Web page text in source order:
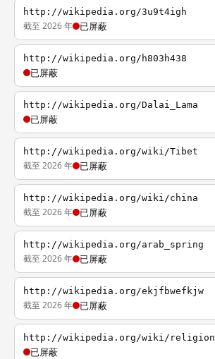
http://wikipedia.org/3u9t4igh
截至 2026 年 已屏蔽
http://wikipedia.org/h803h438
已屏蔽
http://wikipedia.org/Dalai_Lama
已屏蔽
http://wikipedia.org/wiki/Tibet
截至 2026 年 已屏蔽
http://wikipedia.org/wiki/china
截至 2026 年 已屏蔽
http://wikipedia.org/arab_spring
截至 2026 年 已屏蔽
http://wikipedia.org/ekjfbwefkjw
截至 2026 年 已屏蔽
http://wikipedia.org/wiki/religion
已屏蔽